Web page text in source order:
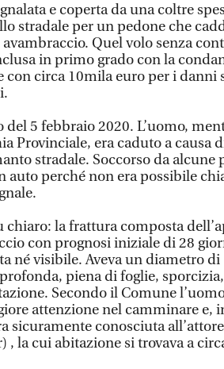
e coperta da una coltre
stradale per un pedone che
Quel volo senza
in primo grado con la
con circa 10mila euro per i danni
del 5 febbraio 2020. L’uomo,
Provinciale, era caduto a causa
stradale. Soccorso da alcune
auto perché non era possibile
la frattura composta
con prognosi iniziale di 28
né visibile. Aveva un diametro di
piena di foglie,
Secondo il Comune
attenzione nel camminare e,
sicuramente conosciuta
la cui abitazione si trovava a